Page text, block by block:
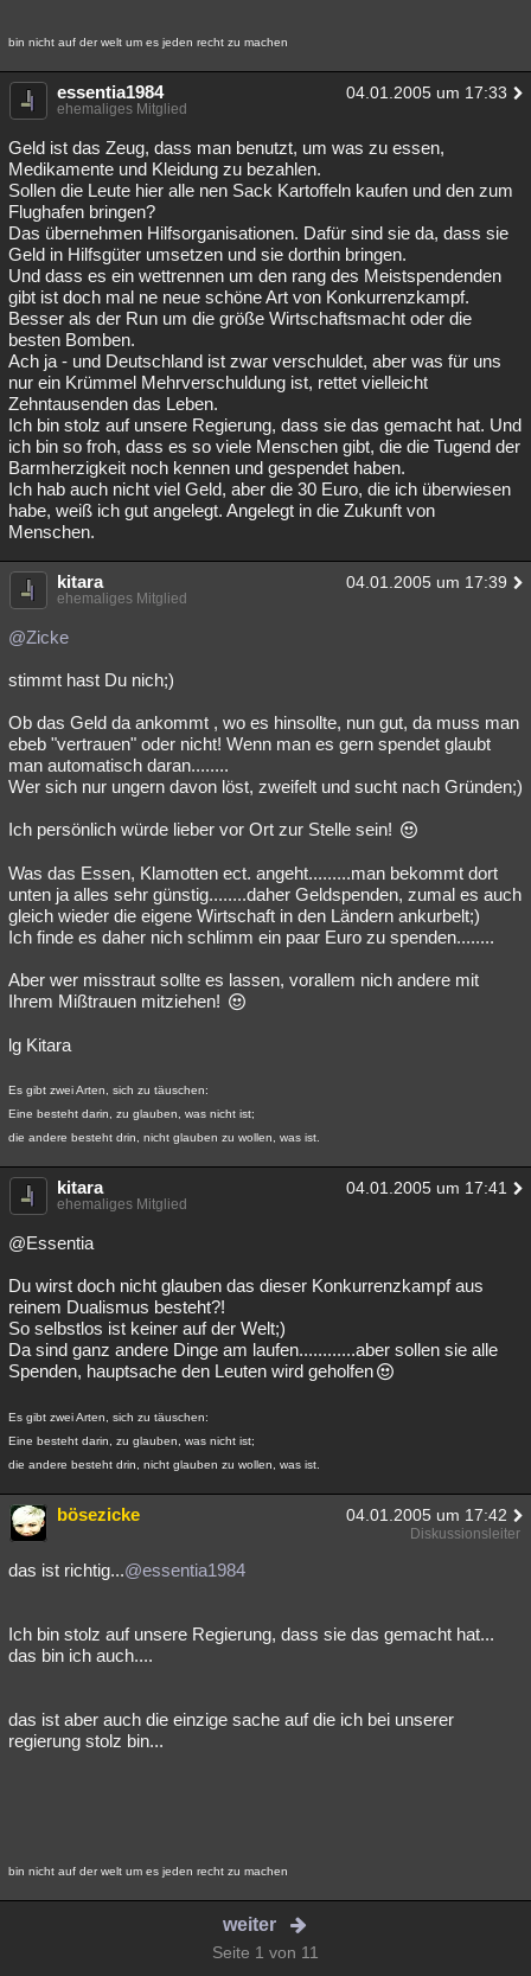
bin nicht auf der welt um es jeden recht zu machen
essentia1984 04.01.2005 um 17:33
ehemaliges Mitglied
Geld ist das Zeug, dass man benutzt, um was zu essen,
Medikamente und Kleidung zu bezahlen.
Sollen die Leute hier alle nen Sack Kartoffeln kaufen und den zum
Flughafen bringen?
Das übernehmen Hilfsorganisationen. Dafür sind sie da, dass sie
Geld in Hilfsgüter umsetzen und sie dorthin bringen.
Und dass es ein wettrennen um den rang des Meistspendenden
gibt ist doch mal ne neue schöne Art von Konkurrenzkampf.
Besser als der Run um die größe Wirtschaftsmacht oder die
besten Bomben.
Ach ja - und Deutschland ist zwar verschuldet, aber was für uns
nur ein Krümmel Mehrverschuldung ist, rettet vielleicht
Zehntausenden das Leben.
Ich bin stolz auf unsere Regierung, dass sie das gemacht hat. Und
ich bin so froh, dass es so viele Menschen gibt, die die Tugend der
Barmherzigkeit noch kennen und gespendet haben.
Ich hab auch nicht viel Geld, aber die 30 Euro, die ich überwiesen
habe, weiß ich gut angelegt. Angelegt in die Zukunft von
Menschen.
kitara 04.01.2005 um 17:39
ehemaliges Mitglied
@Zicke
stimmt hast Du nich;)
Ob das Geld da ankommt , wo es hinsollte, nun gut, da muss man
ebeb "vertrauen" oder nicht! Wenn man es gern spendet glaubt
man automatisch daran........
Wer sich nur ungern davon löst, zweifelt und sucht nach Gründen;)
Ich persönlich würde lieber vor Ort zur Stelle sein!
Was das Essen, Klamotten ect. angeht.........man bekommt dort
unten ja alles sehr günstig........daher Geldspenden, zumal es auch
gleich wieder die eigene Wirtschaft in den Ländern ankurbelt;)
Ich finde es daher nich schlimm ein paar Euro zu spenden........
Aber wer misstraut sollte es lassen, vorallem nich andere mit
Ihrem Mißtrauen mitziehen!
lg Kitara
Es gibt zwei Arten, sich zu täuschen:
Eine besteht darin, zu glauben, was nicht ist;
die andere besteht drin, nicht glauben zu wollen, was ist.
kitara 04.01.2005 um 17:41
ehemaliges Mitglied
@Essentia
Du wirst doch nicht glauben das dieser Konkurrenzkampf aus
reinem Dualismus besteht?!
So selbstlos ist keiner auf der Welt;)
Da sind ganz andere Dinge am laufen............aber sollen sie alle
Spenden, hauptsache den Leuten wird geholfen
Es gibt zwei Arten, sich zu täuschen:
Eine besteht darin, zu glauben, was nicht ist;
die andere besteht drin, nicht glauben zu wollen, was ist.
bösezicke 04.01.2005 um 17:42
Diskussionsleiter
das ist richtig...@essentia1984
Ich bin stolz auf unsere Regierung, dass sie das gemacht hat...
das bin ich auch....
das ist aber auch die einzige sache auf die ich bei unserer
regierung stolz bin...
bin nicht auf der welt um es jeden recht zu machen
weiter
Seite 1 von 11